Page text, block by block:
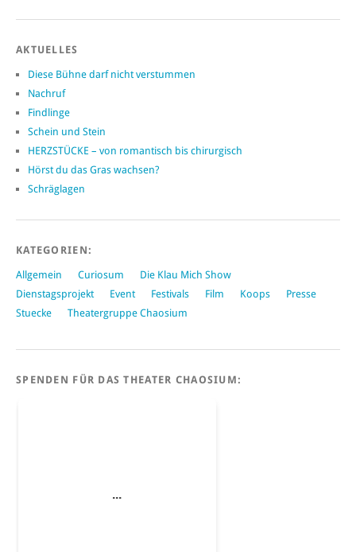
AKTUELLES
Diese Bühne darf nicht verstummen
Nachruf
Findlinge
Schein und Stein
HERZSTÜCKE – von romantisch bis chirurgisch
Hörst du das Gras wachsen?
Schräglagen
KATEGORIEN:
Allgemein Curiosum
Die Klau Mich Show
Dienstagsprojekt
Event Festivals Film Koops
Presse
Stuecke
Theatergruppe Chaosium
SPENDEN FÜR DAS THEATER CHAOSIUM: